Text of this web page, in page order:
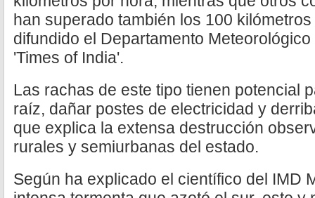
han superado también los 100
difundido el Departamento
'Times of India'.
Las rachas de este tipo tienen potencial
raíz, dañar postes de electricidad y
que explica la extensa destrucción
rurales y semiurbanas del estado.
Según ha explicado el científico del IMD